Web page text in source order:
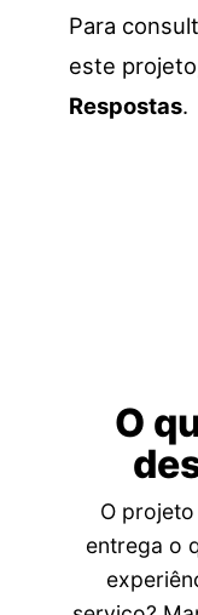
Para
este
Respostas.
O
O projeto
entrega o